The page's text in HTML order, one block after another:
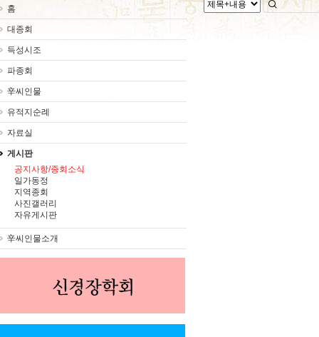
홈
대종회
득성시조
파종회
辛씨인물
유적지순례
자료실
게시판
공지사항/종회소식
일가동정
지역종회
사진갤러리
자유게시판
辛씨인물소개